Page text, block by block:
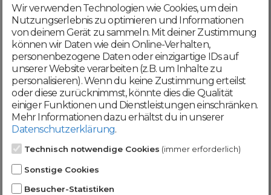
Mit deiner Registrierung bestätigst du,
dass du dieAGBund
Datenschutzerklärung akzeptierst
Weiter
Werde jetzt Teil der
DomainCatcher-
Community!
Wir verwenden Technologien wie Cookies, um dein
Nutzungserlebnis zu optimieren und Informationen
von deinem Gerät zu sammeln. Mit deiner Zustimmung
können wir Daten wie dein Online-Verhalten,
personenbezogene Daten oder einzigartige IDs auf
unserer Website verarbeiten (z.B. um Inhalte zu
personalisieren). Wenn du keine Zustimmung erteilst
oder diese zurücknimmst, könnte dies die Qualität
einiger Funktionen und Dienstleistungen einschränken.
Mehr Informationen dazu erhältst du in unserer
Datenschutzerklärung.
Technisch notwendige Cookies (immer erforderlich)
Sonstige Cookies
Besucher-Statistiken